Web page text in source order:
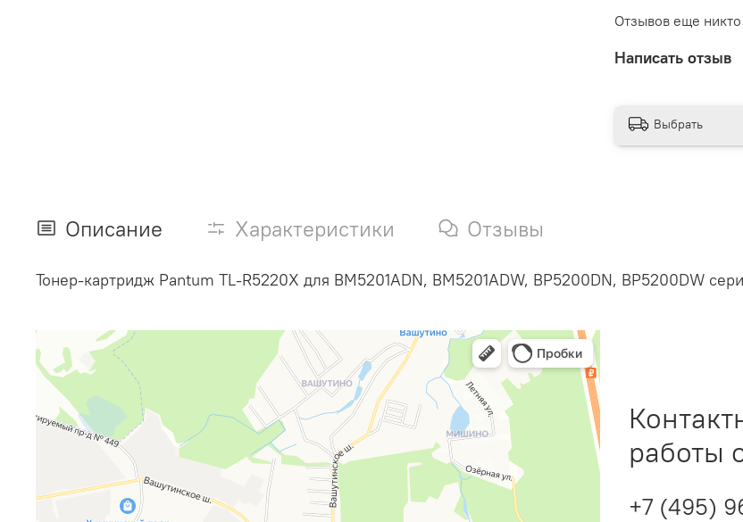
Отзывов еще никто
Написать отзыв
Выбрать
Описание Характеристики Отзывы
Тонер-картридж Pantum TL-R5220X для BM5201ADN, BM5201ADW, BP5200DN, BP5200DW
работы
+7 (495)